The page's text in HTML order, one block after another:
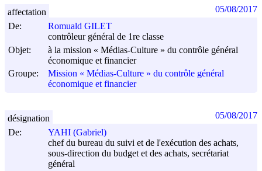
De:
Romuald GILET
contrôleur général de 1re classe
Objet:
à la mission « Médias-Culture » du contrôle général
économique et financier
Groupe:
Mission « Médias-Culture » du contrôle général
économique et financier
affectation 05/08/2017
De:
YAHI (Gabriel)
chef du bureau du suivi et de l'exécution des achats,
sous-direction du budget et des achats, secrétariat
général
désignation 05/08/2017